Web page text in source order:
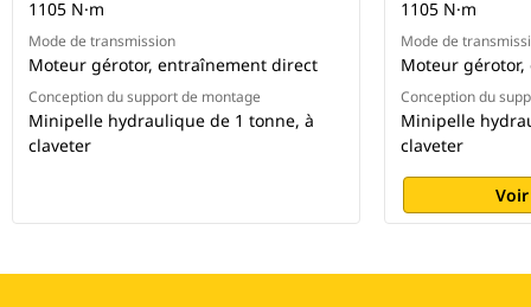
1105 N·m
Mode de transmission
Moteur gérotor, entraînement direct
Conception du support de montage
Minipelle hydraulique de 1 tonne, à
claveter
1105 N·m
Mode de
Moteur
Conception du
Minipelle
claveter